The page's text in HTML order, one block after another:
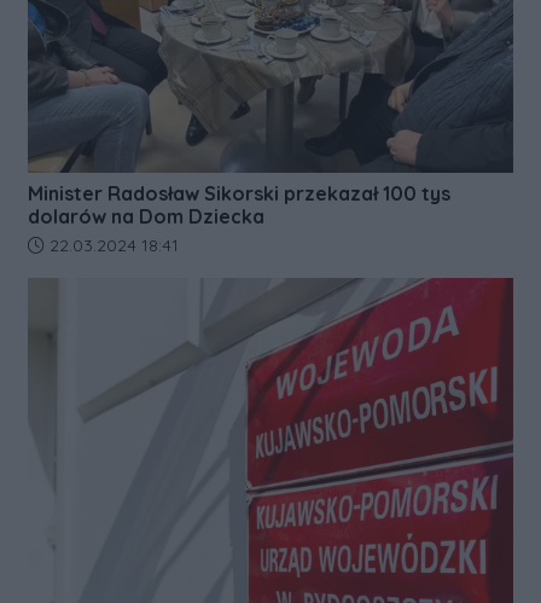
Minister Radosław Sikorski przekazał 100 tys
dolarów na Dom Dziecka
Data dodania artykułu:
22.03.2024 18:41